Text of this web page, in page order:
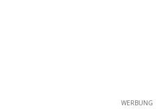
WERBUNG